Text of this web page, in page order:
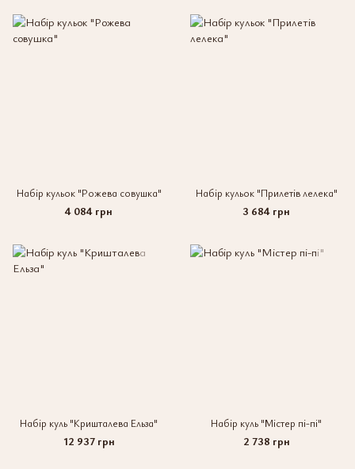
Набір кульок "Рожева совушка"
4 084 грн
Набір кульок "Прилетів лелека"
3 684 грн
Набір куль "Кришталева Ельза"
12 937 грн
Набір куль "Містер пі-пі"
2 738 грн